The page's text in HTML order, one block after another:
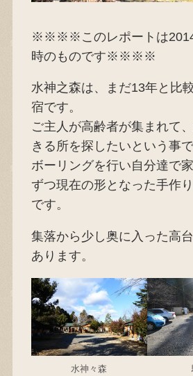
※※※※このレポートは2014
時のものです※※※※
水神之森は、まだ13年と比
宿です。
ご主人が高齢者が集まれて
きる所を探したいという事
ボーリングを行い自分達で
ずつ現在の形となった手作
です。
集落から少し奥に入った高
あります。
水神々森